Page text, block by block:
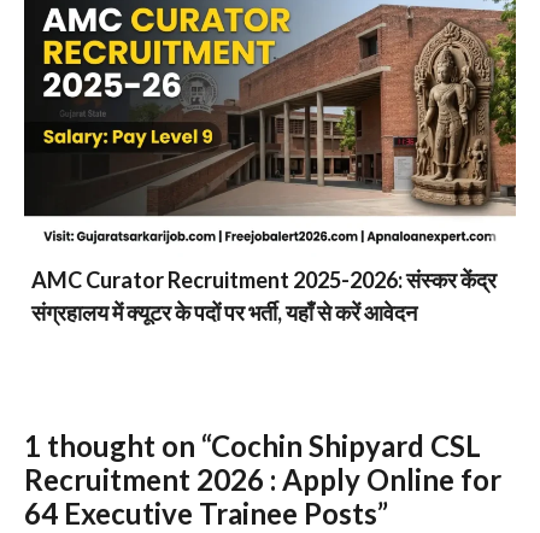
AMC Curator Recruitment 2025-2026: संस्कर केंद्र
संग्रहालय में क्यूटर के पदों पर भर्ती, यहाँ से करें आवेदन
1 thought on “Cochin Shipyard CSL
Recruitment 2026 : Apply Online for
64 Executive Trainee Posts”